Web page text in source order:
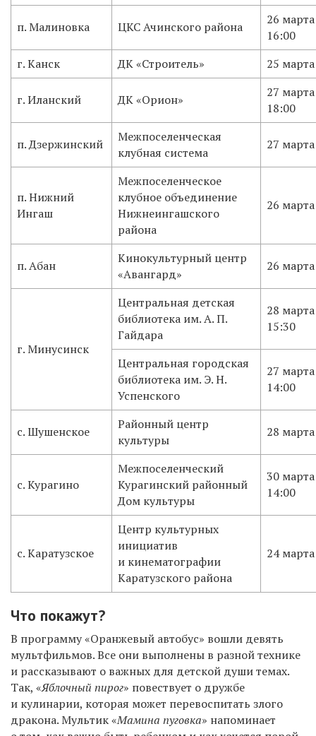
п. Малиновка ЦКС Ачинского района
26 марта
16:00
г. Канск
ДК «Строитель» 25 марта
г. Иланский ДК «Орион»
27 марта
18:00
п. Дзержинский
Межпоселенческая
клубная система
27 марта
п. Нижний
Ингаш
Межпоселенческое
клубное объединение
Нижнеингашского
района
26 марта
п. Абан
Кинокультурный центр
«Авангард»
26 марта
г. Минусинск
Центральная детская
библиотека им. А. П.
Гайдара
28 марта
15:30
Центральная городская
библиотека им. Э. Н.
Успенского
27 марта
14:00
с. Шушенское
Районный центр
культуры
28 марта
с. Курагино
Межпоселенческий
Курагинский районный
Дом культуры
30 марта
14:00
с. Каратузское
Центр культурных
инициатив
и кинематографии
Каратузского района
24 марта
Что покажут?
В программу «Оранжевый автобус» вошли девять
мультфильмов. Все они выполнены в разной технике
и рассказывают о важных для детской души темах.
Так, «Яблочный пирог» повествует о дружбе
и кулинарии, которая может перевоспитать злого
дракона. Мультик «Мамина пуговка» напоминает